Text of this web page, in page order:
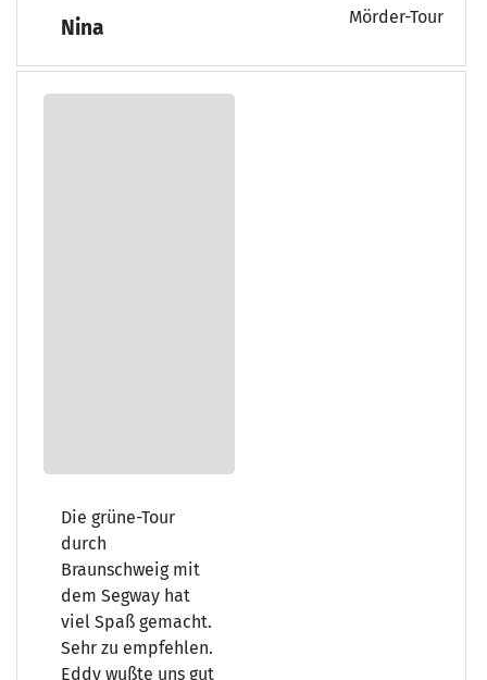
Nina Mörder-Tour
Die grüne-Tour
durch
Braunschweig mit
dem Segway hat
viel Spaß gemacht.
Sehr zu empfehlen.
Eddy wußte uns gut